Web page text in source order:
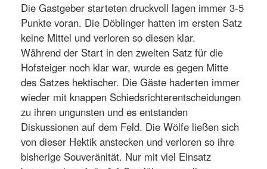
Die Gastgeber starteten druckvoll lagen immer 3-5
Punkte voran. Die Döblinger hatten im ersten Satz
keine Mittel und verloren so diesen klar.
Während der Start in den zweiten Satz für die
Hofsteiger noch klar war, wurde es gegen Mitte
des Satzes hektischer. Die Gäste haderten immer
wieder mit knappen Schiedsrichterentscheidungen
zu ihren ungunsten und es entstanden
Diskussionen auf dem Feld. Die Wölfe ließen sich
von dieser Hektik anstecken und verloren so ihre
bisherige Souveränität. Nur mit viel Einsatz